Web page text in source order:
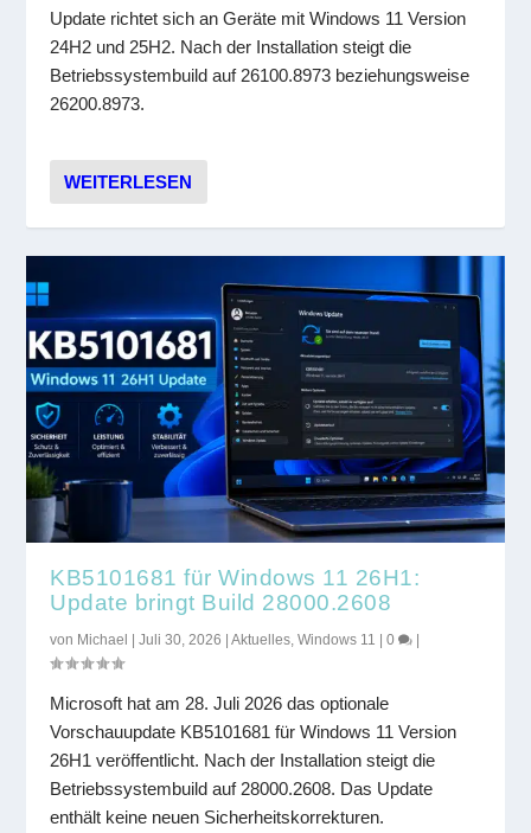
Update richtet sich an Geräte mit Windows 11 Version
24H2 und 25H2. Nach der Installation steigt die
Betriebssystembuild auf 26100.8973 beziehungsweise
26200.8973.
WEITERLESEN
KB5101681 für Windows 11 26H1:
Update bringt Build 28000.2608
von Michael |Juli 30, 2026 |Aktuelles ,Windows 11 |0 |
Microsoft hat am 28. Juli 2026 das optionale
Vorschauupdate KB5101681 für Windows 11 Version
26H1 veröffentlicht. Nach der Installation steigt die
Betriebssystembuild auf 28000.2608. Das Update
enthält keine neuen Sicherheitskorrekturen.